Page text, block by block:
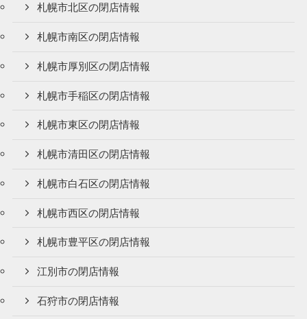
札幌市北区の閉店情報
札幌市南区の閉店情報
札幌市厚別区の閉店情報
札幌市手稲区の閉店情報
札幌市東区の閉店情報
札幌市清田区の閉店情報
札幌市白石区の閉店情報
札幌市西区の閉店情報
札幌市豊平区の閉店情報
江別市の閉店情報
石狩市の閉店情報